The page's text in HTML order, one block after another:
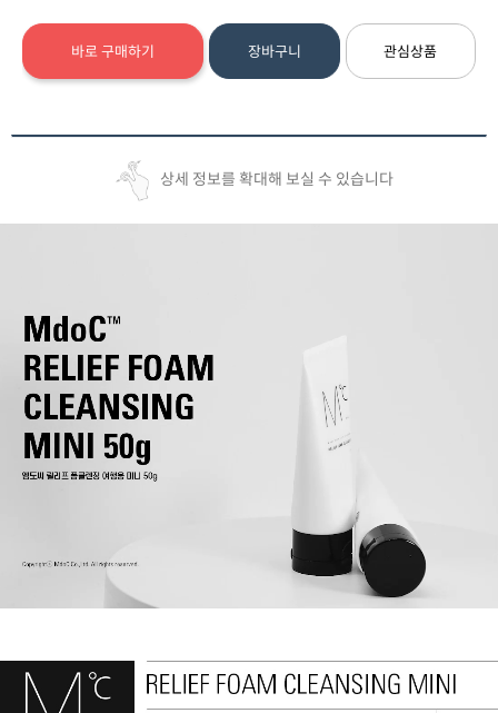
바로 구매하기 장바구니 관심상품
상세 정보를 확대해 보실 수 있습니다